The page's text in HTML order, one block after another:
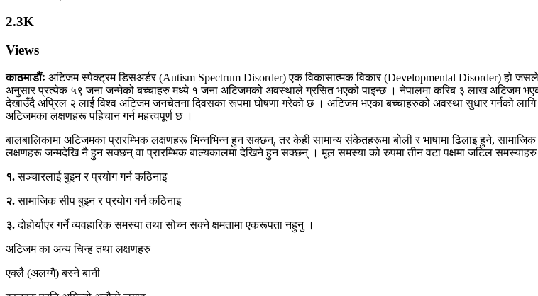
2.3K
Views
काठमाडौंः अटिजम स्पेक्ट्रम डिसअर्डर (Autism Spectrum Disorder) एक विकासात्मक विकार (Developmental Disorder) हो जसले
अनुसार प्रत्येक ५९ जना जन्मेको बच्चाहरु मध्ये १ जना अटिजमको अवस्थाले ग्रसित भएको पाइन्छ । नेपालमा करिब ३ लाख अटिजम
देखाउँदै अप्रिल २ लाई विश्व अटिजम जनचेतना दिवसका रूपमा घोषणा गरेको छ । अटिजम भएका बच्चाहरुको अवस्था सुधार गर्नको लागि
अटिजमका लक्षणहरू पहिचान गर्न महत्त्वपूर्ण छ ।
बालबालिकामा अटिजमका प्रारम्भिक लक्षणहरू भिन्नभिन्न हुन सक्छन्, तर केही सामान्य संकेतहरूमा बोली र भाषामा ढिलाइ हुने, सामाजिक
लक्षणहरू जन्मदेखि नै हुन सक्छन् वा प्रारम्भिक बाल्यकालमा देखिने हुन सक्छन् । मूल समस्या को रुपमा तीन वटा पक्षमा जटिल
१.सञ्चारलाई बुझ्न र प्रयोग गर्न कठिनाइ
२.सामाजिक सीप बुझ्न र प्रयोग गर्न कठिनाइ
३.दोहोर्याएर गर्ने व्यवहारिक समस्या तथा सोच्न सक्ने क्षमतामा एकरूपता नहुनु ।
अटिजम का अन्य चिन्ह तथा लक्षणहरु
एक्लै (अलग्गै) बस्ने बानी